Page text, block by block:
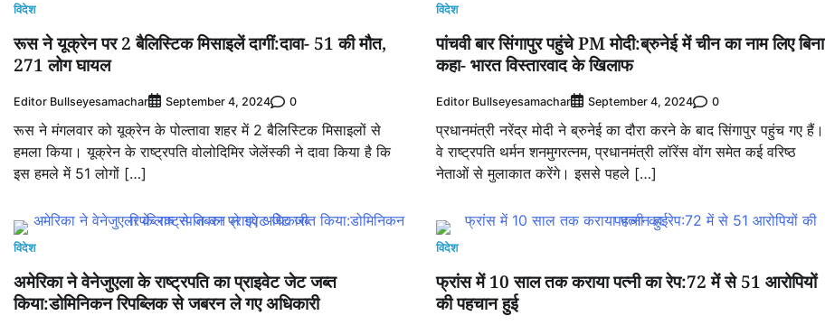
विदेश
रूस ने यूक्रेन पर 2 बैलिस्टिक मिसाइलें दागीं:दावा- 51 की मौत,
271 लोग घायल
Editor Bullseyesamachar September 4, 2024 0
रूस ने मंगलवार को यूक्रेन के पोल्तावा शहर में 2 बैलिस्टिक मिसाइलों से
हमला किया। यूक्रेन के राष्ट्रपति वोलोदिमिर जेलेंस्की ने दावा किया है कि
इस हमले में 51 लोगों […]
विदेश
पांचवी बार सिंगापुर पहुंचे PM मोदी:ब्रुनेई में चीन का नाम लिए बिना
कहा- भारत विस्तारवाद के खिलाफ
Editor Bullseyesamachar September 4, 2024 0
प्रधानमंत्री नरेंद्र मोदी ने ब्रुनेई का दौरा करने के बाद सिंगापुर पहुंच गए हैं।
वे राष्ट्रपति थर्मन शनमुगरत्नम, प्रधानमंत्री लॉरेंस वोंग समेत कई वरिष्ठ
नेताओं से मुलाकात करेंगे। इससे पहले […]
विदेश
अमेरिका ने वेनेजुएला के राष्ट्रपति का प्राइवेट जेट जब्त
किया:डोमिनिकन रिपब्लिक से जबरन ले गए अधिकारी
विदेश
फ्रांस में 10 साल तक कराया पत्नी का रेप:72 में से 51 आरोपियों
की पहचान हुई